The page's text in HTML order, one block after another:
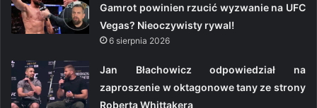
Gamrot powinien rzucić wyzwanie na UFC
Vegas? Nieoczywisty rywal!
6 sierpnia 2026
Jan Błachowicz odpowiedział na
zaproszenie w oktagonowe tany ze strony
Roberta Whittakera